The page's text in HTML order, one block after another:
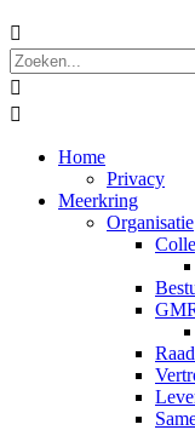



Home
Privacy
Meerkring
Organisatie